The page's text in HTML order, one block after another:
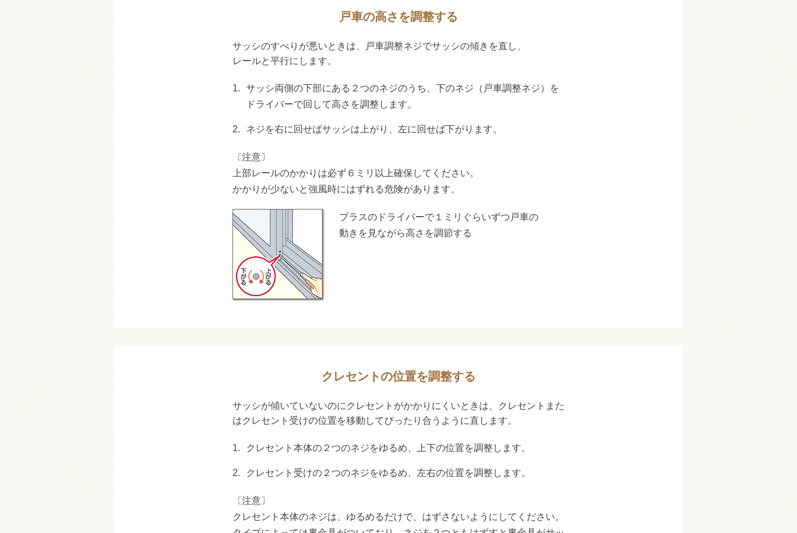
戸車の高さを調整する
サッシのすべりが悪いときは、戸車調整ネジでサッシの傾きを直し、
レールと平行にします。
1.
サッシ両側の下部にある２つのネジのうち、下のネジ（戸車調整ネジ）を
ドライバーで回して高さを調整します。
2. ネジを右に回せばサッシは上がり、左に回せば下がります。
〔注意〕
上部レールのかかりは必ず６ミリ以上確保してください。
かかりが少ないと強風時にはずれる危険があります。
プラスのドライバーで１ミリぐらいずつ戸車の
動きを見ながら高さを調節する
クレセントの位置を調整する
サッシが傾いていないのにクレセントがかかりにくいときは、クレセントまた
はクレセント受けの位置を移動してぴったり合うように直します。
1. クレセント本体の２つのネジをゆるめ、上下の位置を調整します。
2. クレセント受けの２つのネジをゆるめ、左右の位置を調整します。
〔注意〕
クレセント本体のネジは、ゆるめるだけで、はずさないようにしてください。